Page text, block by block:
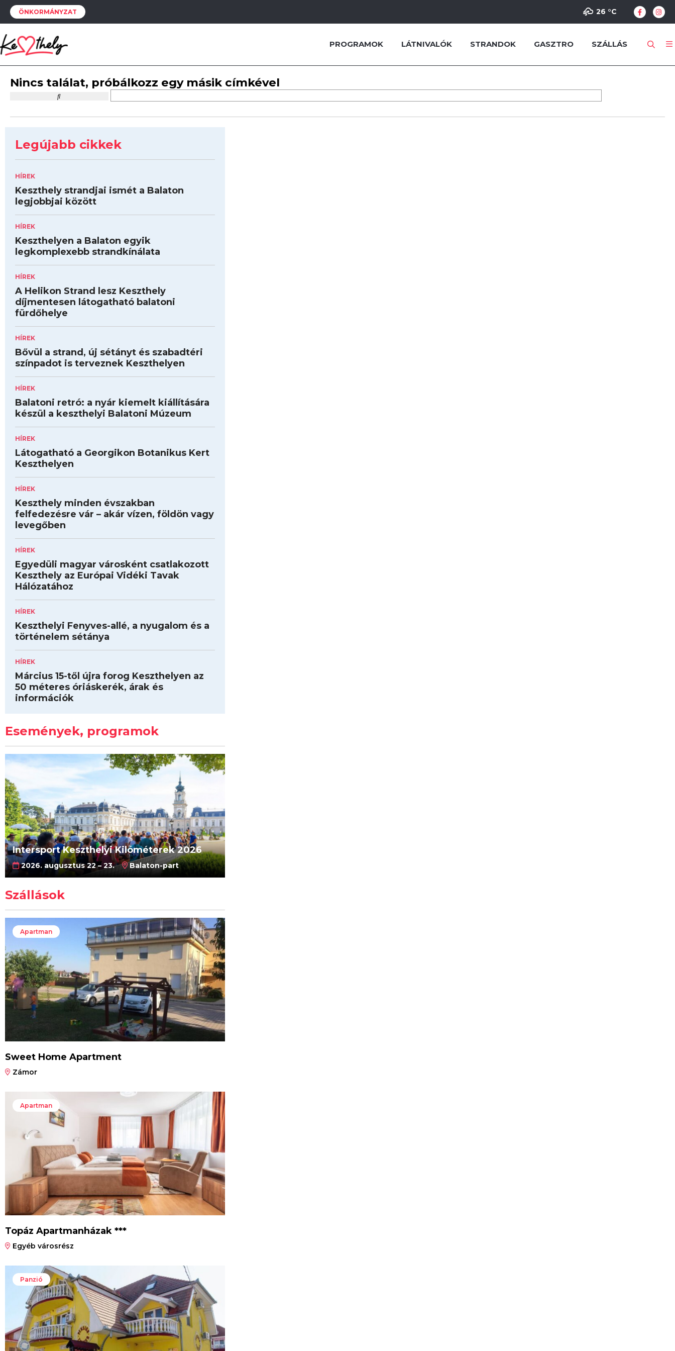
ÖNKORMÁNYZAT 26 °C
PROGRAMOK LÁTNIVALÓK STRANDOK GASZTRO SZÁLLÁS
Nincs találat, próbálkozz egy másik címkével
Legújabb cikkek
HÍREK
Keszthely strandjai ismét a Balaton
legjobbjai között
HÍREK
Keszthelyen a Balaton egyik
legkomplexebb strandkínálata
HÍREK
A Helikon Strand lesz Keszthely
díjmentesen látogatható balatoni
fürdőhelye
HÍREK
Bővül a strand, új sétányt és szabadtéri
színpadot is terveznek Keszthelyen
HÍREK
Balatoni retró: a nyár kiemelt kiállítására
készül a keszthelyi Balatoni Múzeum
HÍREK
Látogatható a Georgikon Botanikus Kert
Keszthelyen
HÍREK
Keszthely minden évszakban
felfedezésre vár – akár vízen, földön vagy
levegőben
HÍREK
Egyedüli magyar városként csatlakozott
Keszthely az Európai Vidéki Tavak
Hálózatához
HÍREK
Keszthelyi Fenyves-allé, a nyugalom és a
történelem sétánya
HÍREK
Március 15-től újra forog Keszthelyen az
50 méteres óriáskerék, árak és
információk
Események, programok
Intersport Keszthelyi Kilóméterek 2026
2026. augusztus 22 – 23. Balaton-part
Szállások
Apartman
Sweet Home Apartment
Zámor
Apartman
Topáz Apartmanházak ***
Egyéb városrész
Panzió